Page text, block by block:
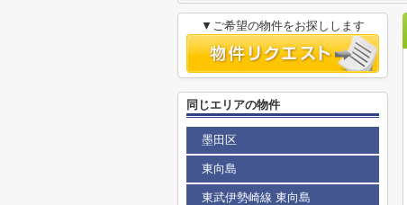
▼ご希望の物件をお探しします
同じエリアの物件
墨田区
東向島
東武伊勢崎線 東向島